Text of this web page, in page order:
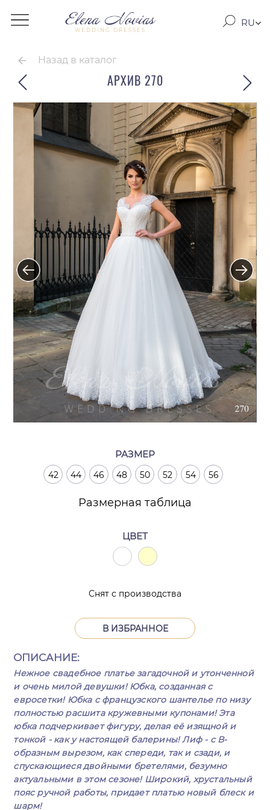
WEDDING DRESSES
RU
Назад в каталог
АРХИВ 270
РАЗМЕР
42 44 46 48 50 52 54 56
Размерная таблица
ЦВЕТ
В ИЗБРАННОЕ
Снят с производства
ОПИСАНИЕ:
Нежное свадебное платье загадочной и утонченной
и очень милой девушки! Юбка, созданная с
евросетки! Юбка с французского шантелье по низу
полностью расшита кружевными купонами! Эта
юбка подчеркивает фигуру, делая её изящной и
тонкой - как у настоящей балерины! Лиф - с В-
образным вырезом, как спереди, так и сзади, и
спускающиеся двойными бретелями, безумно
актуальными в этом сезоне! Широкий, хрустальный
пояс ручной работы, придает платью новый блеск и
шарм!